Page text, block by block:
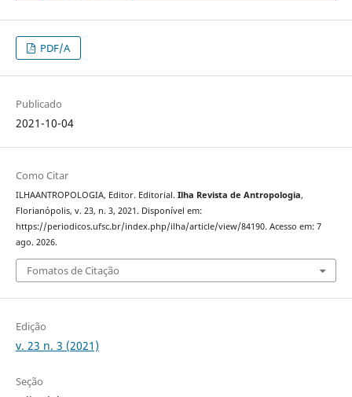
PDF/A
Publicado
2021-10-04
Como Citar
ILHAANTROPOLOGIA, Editor. Editorial. Ilha Revista de Antropologia,
Florianópolis, v. 23, n. 3, 2021. Disponível em:
https://periodicos.ufsc.br/index.php/ilha/article/view/84190. Acesso em: 7
ago. 2026.
Fomatos de Citação
Edição
v. 23 n. 3 (2021)
Seção